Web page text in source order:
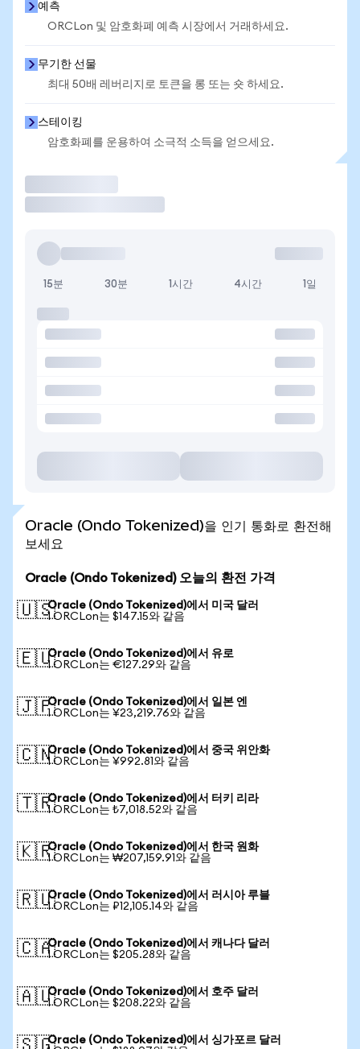
예측
ORCLon 및 암호화폐 예측 시장에서 거래하세요.
무기한 선물
최대 50배 레버리지로 토큰을 롱 또는 숏 하세요.
스테이킹
암호화폐를 운용하여 소극적 소득을 얻으세요.
15분 30분 1시간 4시간 1일
Oracle (Ondo Tokenized)을 인기 통화로 환전해
보세요
Oracle (Ondo Tokenized) 오늘의 환전 가격
🇺🇸Oracle (Ondo Tokenized)에서 미국 달러
1 ORCLon는 $147.15와 같음
🇪🇺Oracle (Ondo Tokenized)에서 유로
1 ORCLon는 €127.29와 같음
🇯🇵Oracle (Ondo Tokenized)에서 일본 엔
1 ORCLon는 ¥23,219.76와 같음
🇨🇳Oracle (Ondo Tokenized)에서 중국 위안화
1 ORCLon는 ¥992.81와 같음
🇹🇷Oracle (Ondo Tokenized)에서 터키 리라
1 ORCLon는 ₺7,018.52와 같음
🇰🇷Oracle (Ondo Tokenized)에서 한국 원화
1 ORCLon는 ₩207,159.91와 같음
🇷🇺Oracle (Ondo Tokenized)에서 러시아 루블
1 ORCLon는 ₽12,105.14와 같음
🇨🇦Oracle (Ondo Tokenized)에서 캐나다 달러
1 ORCLon는 $205.28와 같음
🇦🇺Oracle (Ondo Tokenized)에서 호주 달러
1 ORCLon는 $208.22와 같음
Oracle (Ondo Tokenized)에서 싱가포르 달러